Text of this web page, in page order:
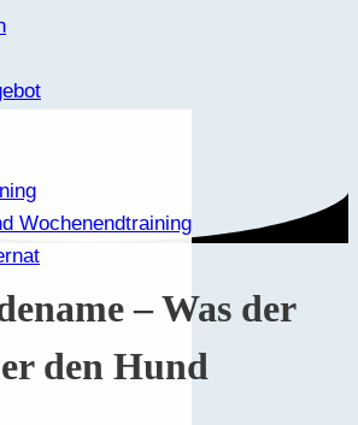
Wochenendtraining
– Was der
den Hund